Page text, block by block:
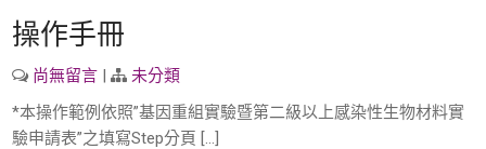
操作手冊
尚無留言 |
未分類
*本操作範例依照”基因重組實驗暨第二級以上感染性生物材料實
驗申請表”之填寫Step分頁 […]